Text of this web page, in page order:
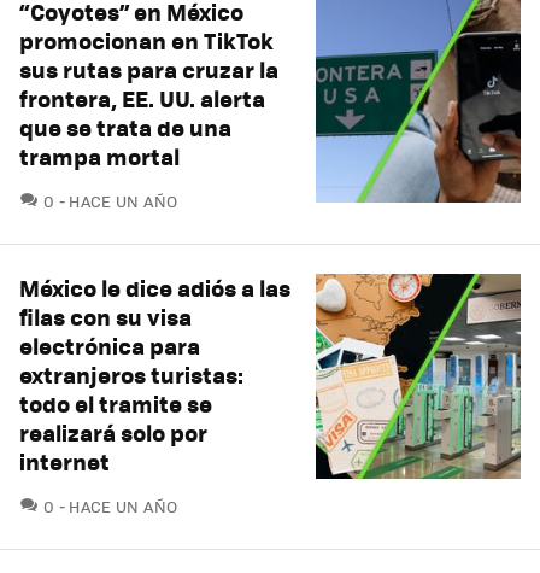
“Coyotes” en México
promocionan en TikTok
sus rutas para cruzar la
frontera, EE. UU. alerta
que se trata de una
trampa mortal
0 COMENTARIOS
HACE UN AÑO
México le dice adiós a las
filas con su visa
electrónica para
extranjeros turistas:
todo el tramite se
realizará solo por
internet
0 COMENTARIOS
HACE UN AÑO